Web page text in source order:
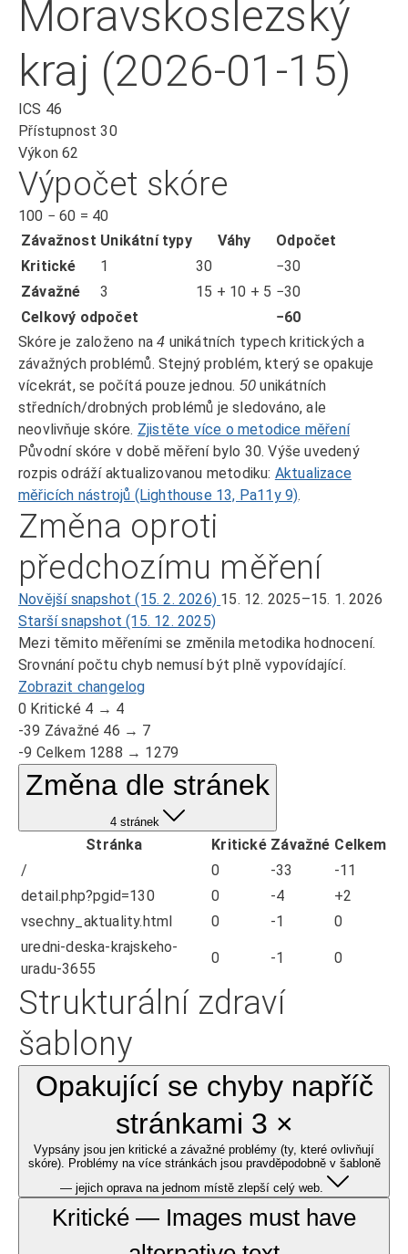
Moravskoslezský
kraj (2026-01-15)
ICS 46
Přístupnost 30
Výkon 62
Výpočet skóre
100 − 60 = 40
Závažnost Unikátní typy Váhy
Odpočet
Kritické
1 30
−30
Závažné
3 15 + 10 + 5 −30
Celkový odpočet
−60
Skóre je založeno na4 unikátních typech kritických a
závažných problémů. Stejný problém, který se opakuje
vícekrát, se počítá pouze jednou. 50 unikátních
středních/drobných problémů je sledováno, ale
neovlivňuje skóre. Zjistěte více o metodice měření
Původní skóre v době měření bylo 30. Výše uvedený
rozpis odráží aktualizovanou metodiku: Aktualizace
měřicích nástrojů (Lighthouse 13, Pa11y 9).
Změna oproti
předchozímu měření
Novější snapshot (15. 2. 2026) 15. 12. 2025–15. 1. 2026
Starší snapshot (15. 12. 2025)
Mezi těmito měřeními se změnila metodika hodnocení.
Srovnání počtu chyb nemusí být plně vypovídající.
Zobrazit changelog
0 Kritické 4 → 4
-39 Závažné 46 → 7
-9 Celkem 1288 → 1279
Změna dle stránek
4 stránek
Stránka Kritické Závažné Celkem
/
0 -33
-11
detail.php?pgid=130
0 -4
+2
vsechny_aktuality.html
0 -1
0
uredni-deska-krajskeho-
uradu-3655
0 -1 0
Strukturální zdraví
šablony
Opakující se chyby napříč
stránkami 3 ×
Vypsány jsou jen kritické a závažné problémy (ty, které ovlivňují
skóre). Problémy na více stránkách jsou pravděpodobně v šabloně
— jejich oprava na jednom místě zlepší celý web.
Kritické — Images must have